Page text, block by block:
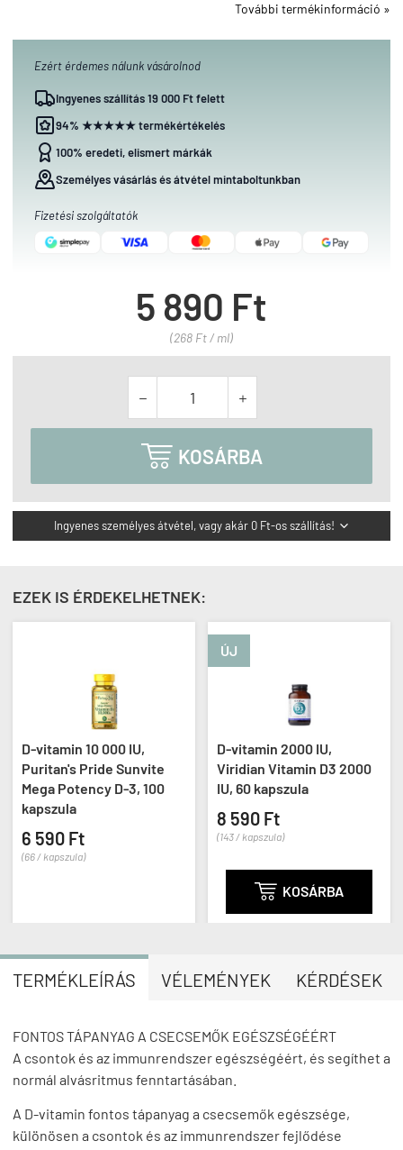
További termékinformáció »
Ezért érdemes nálunk vásárolnod
Ingyenes szállítás 19 000 Ft felett
94% ★★★★★ termékértékelés
100% eredeti, elismert márkák
Személyes vásárlás és átvétel mintaboltunkban
Fizetési szolgáltatók
5 890 Ft
(268 Ft / ml)
 
 KOSÁRBA
Ingyenes személyes átvétel, vagy akár 0 Ft-os szállítás! 
EZEK IS ÉRDEKELHETNEK:
D-vitamin 10 000 IU,
Puritan's Pride Sunvite
Mega Potency D-3, 100
kapszula
6 590 Ft
(66 / kapszula)
ÚJ
D-vitamin 2000 IU,
Viridian Vitamin D3 2000
IU, 60 kapszula
8 590 Ft
(143 / kapszula)
 KOSÁRBA
TERMÉKLEÍRÁS VÉLEMÉNYEK KÉRDÉSEK
FONTOS TÁPANYAG A CSECSEMŐK EGÉSZSÉGÉÉRT
A csontok és az immunrendszer egészségéért, és segíthet a
normál alvásritmus fenntartásában.
A D-vitamin fontos tápanyag a csecsemők egészsége,
különösen a csontok és az immunrendszer fejlődése